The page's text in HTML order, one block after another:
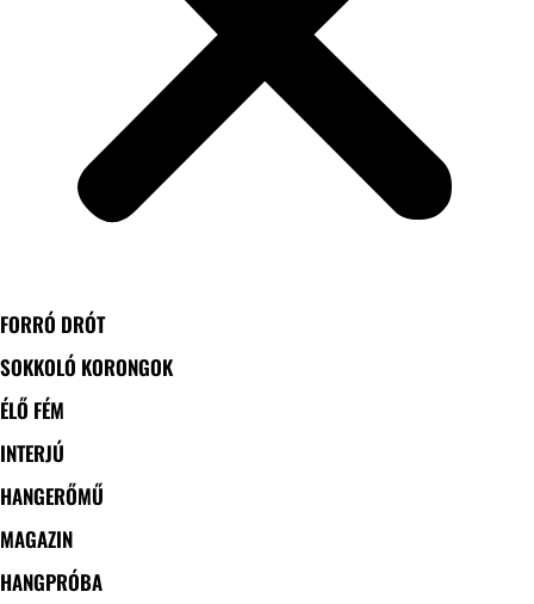
FORRÓ DRÓT
SOKKOLÓ KORONGOK
ÉLŐ FÉM
INTERJÚ
HANGERŐMŰ
MAGAZIN
HANGPRÓBA